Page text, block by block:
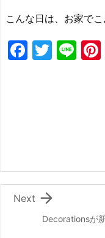
こんな日は、お家で
F
o
k
T
Li
Decorationsが

Next